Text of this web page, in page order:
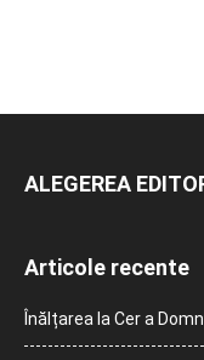
ALEGEREA
Articole recente
Înălțarea la Cer a